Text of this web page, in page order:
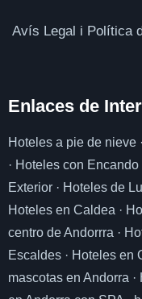
Avís Legal i Política
Enlaces de I
Hoteles a pie de nieve ·
· Hoteles con Encando
Exterior · Hoteles de
Hoteles en Caldea ·
centro de Andorrra ·
Escaldes · Hoteles en
mascotas en Andorra ·